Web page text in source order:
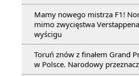
Mamy nowego mistrza F1!
mimo zwycięstwa
wyścigu
Toruń znów z finałem Grand
w Polsce. Narodowy